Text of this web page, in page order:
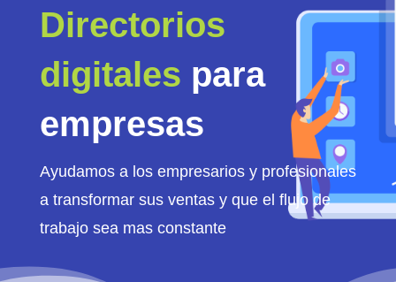
Directorios
digitales para
empresas
Ayudamos a los empresarios y profesionales
a transformar sus ventas y que el flujo de
trabajo sea mas constante